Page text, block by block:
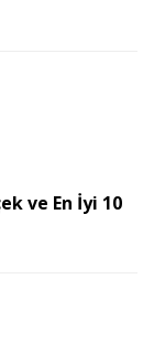
ve En İyi 10